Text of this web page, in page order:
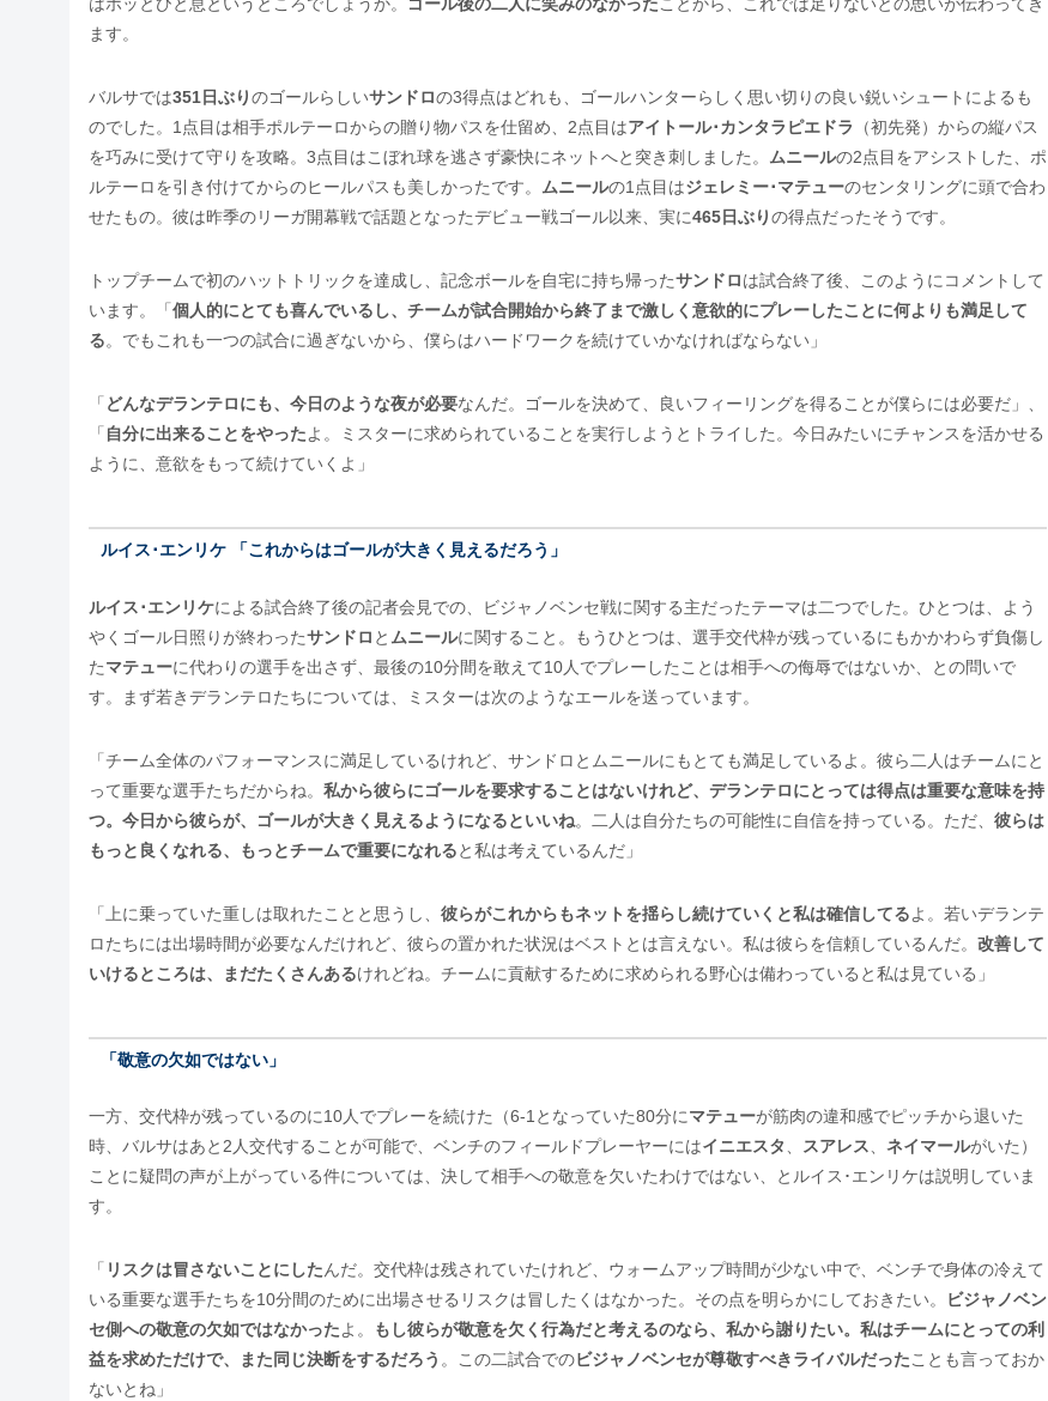
ます。
バルサでは351日ぶりのゴールらしいサンドロの3得点はどれも、ゴールハンターらしく思い切りの良い鋭いシュートによるも
のでした。1点目は相手ポルテーロからの贈り物パスを仕留め、2点目はアイトール･カンタラピエドラ
（初先発）からの縦パス
を巧みに受けて守りを攻略。3点目はこぼれ球を逃さず豪快にネットへと突き刺しました。 ムニールの2点目をアシストした、ポ
ルテーロを引き付けてからのヒールパスも美しかったです。 ムニールの1点目はジェレミー･マテューのセンタリングに頭で合わ
せたもの。彼は昨季のリーガ開幕戦で話題となったデビュー戦ゴール以来、実に465日ぶりの得点だったそうです。
トップチームで初のハットトリックを達成し、記念ボールを自宅に持ち帰ったサンドロは試合終了後、このようにコメントして
います。「 個人的にとても喜んでいるし、チームが試合開始から終了まで激しく意欲的にプレーしたことに何よりも満足して
る。でもこれも一つの試合に過ぎないから、僕らはハードワークを続けていかなければならない」
「 どんなデランテロにも、今日のような夜が必要なんだ。ゴールを決めて、良いフィーリングを得ることが僕らには必要だ」、
「 自分に出来ることをやったよ。ミスターに求められていることを実行しようとトライした。今日みたいにチャンスを活かせる
ように、意欲をもって続けていくよ」
ルイス･エンリケ 「これからはゴールが大きく見えるだろう」
ルイス･エンリケによる試合終了後の記者会見での、ビジャノベンセ戦に関する主だったテーマは二つでした。ひとつは、よう
やくゴール日照りが終わったサンドロ と ムニールに関すること。もうひとつは、選手交代枠が残っているにもかかわらず負傷し
たマテューに代わりの選手を出さず、最後の10分間を敢えて10人でプレーしたことは相手への侮辱ではないか、との問いで
す。まず若きデランテロたちについては、ミスターは次のようなエールを送っています。
「チーム全体のパフォーマンスに満足しているけれど、サンドロとムニールにもとても満足しているよ。彼ら二人はチームにと
って重要な選手たちだからね。 私から彼らにゴールを要求することはないけれど、デランテロにとっては得点は重要な意味を持
つ。今日から彼らが、ゴールが大きく見えるようになるといいね。二人は自分たちの可能性に自信を持っている。ただ、 彼らは
もっと良くなれる、もっとチームで重要になれると私は考えているんだ」
「上に乗っていた重しは取れたことと思うし、 彼らがこれからもネットを揺らし続けていくと私は確信してるよ。若いデランテ
ロたちには出場時間が必要なんだけれど、彼らの置かれた状況はベストとは言えない。私は彼らを信頼しているんだ。 改善して
いけるところは、まだたくさんあるけれどね。チームに貢献するために求められる野心は備わっていると私は見ている」
「敬意の欠如ではない」
一方、交代枠が残っているのに10人でプレーを続けた（6-1となっていた80分にマテューが筋肉の違和感でピッチから退いた
時、バルサはあと2人交代することが可能で、ベンチのフィールドプレーヤーにはイニエスタ、 スアレス、 ネイマールがいた）
ことに疑問の声が上がっている件については、決して相手への敬意を欠いたわけではない、とルイス･エンリケは説明していま
す。
「 リスクは冒さないことにしたんだ。交代枠は残されていたけれど、ウォームアップ時間が少ない中で、ベンチで身体の冷えて
いる重要な選手たちを10分間のために出場させるリスクは冒したくはなかった。その点を明らかにしておきたい。
ビジャノベン
セ側への敬意の欠如ではなかったよ。
もし彼らが敬意を欠く行為だと考えるのなら、私から謝りたい。私はチームにとっての利
益を求めただけで、また同じ決断をするだろう 。この二試合でのビジャノベンセが尊敬すべきライバルだったことも言っておか
ないとね」